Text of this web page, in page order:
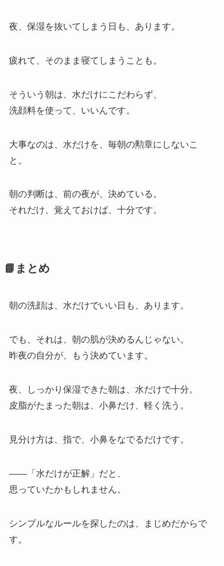
夜、保湿を抜いてしまう日も、あります。
疲れて、そのまま寝てしまうことも。
そういう朝は、水だけにこだわらず、
洗顔料を使って、いいんです。
大事なのは、水だけを、毎朝の勲章にしないこ
と。
朝の判断は、前の夜が、決めている。
それだけ、覚えておけば、十分です。
📘まとめ
朝の洗顔は、水だけでいい日も、あります。
でも、それは、朝の肌が決めるんじゃない。
昨夜の自分が、もう決めています。
夜、しっかり保湿できた朝は、水だけで十分。
皮脂がたまった朝は、小鼻だけ、軽く洗う。
見分け方は、指で、小鼻をなでるだけです。
——「水だけが正解」だと、
思っていたかもしれません。
シンプルなルールを探したのは、まじめだからで
す。